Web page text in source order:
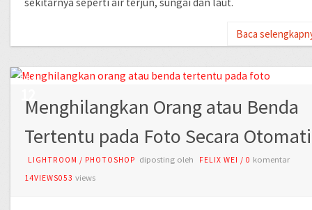
sekitarnya seperti air terjun, sungai dan laut.
Baca
SEP
Menghilangkan Orang atau Benda
Tertentu pada Foto Secara
LIGHTROOM / PHOTOSHOP diposting oleh FELIX WEI / 0 komentar
14VIEWS053 views